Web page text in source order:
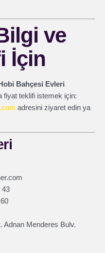
ve
İçin
Bahçesi Evleri
fiyat teklifi istemek için:
adresini ziyaret edin ya
43
Adnan Menderes Bulv.